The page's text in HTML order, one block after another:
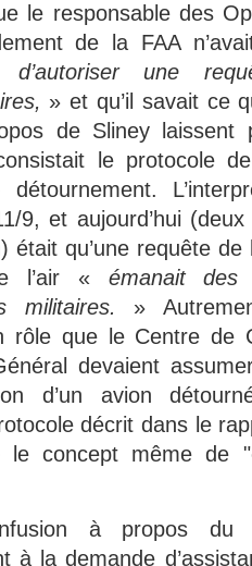
le responsable des
de la FAA
d’autoriser une
» et qu’il savait ce
de Sliney laissent
le protocole
9, et aujourd’hui
était qu’une requête
l’air « émanait des
militaires. »
rôle que le Centre de
devaient
d’un avion
décrit dans le
concept même de
à propos
à la demande